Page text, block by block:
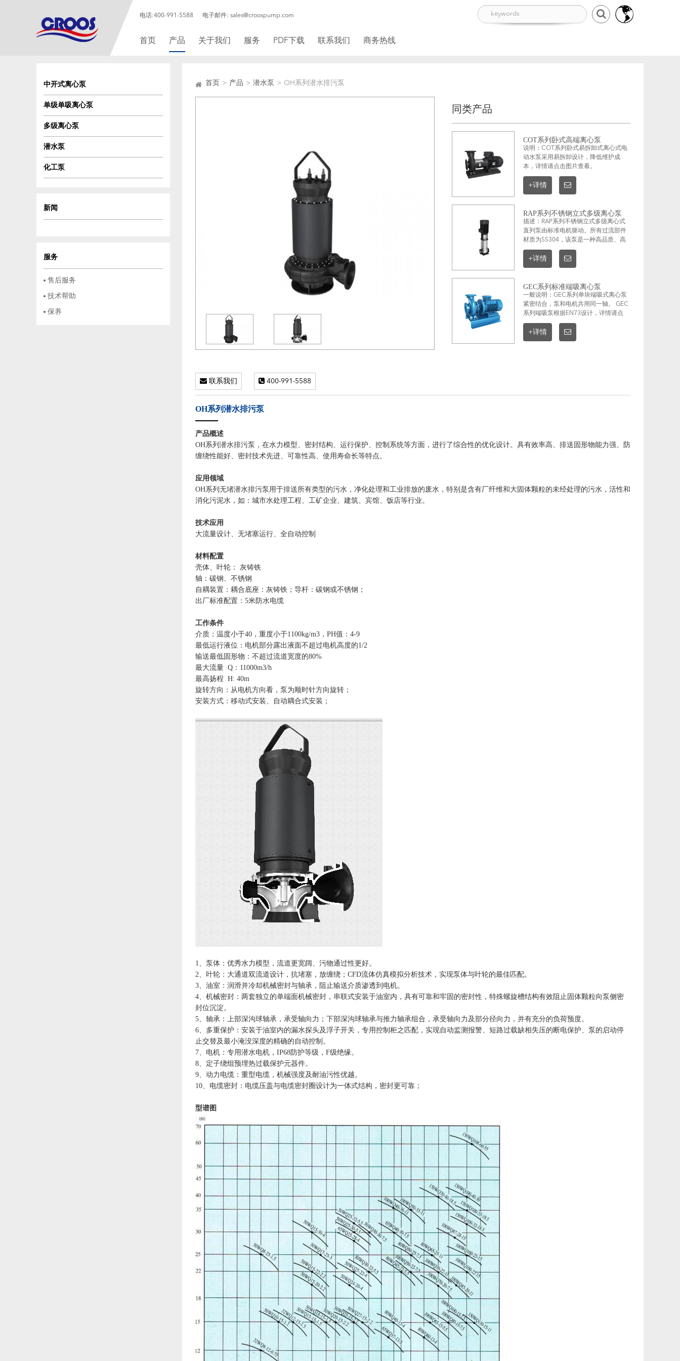
电话:400-991-5588 电子邮件: sales@croospump.com
首页 产品 关于我们 服务 PDF下载 联系我们 商务热线
中开式离心泵
单级单吸离心泵
多级离心泵
潜水泵
化工泵
新闻
服务
售后服务
技术帮助
保养
首页 产品 潜水泵 OH系列潜水排污泵
同类产品
COT系列卧式高端离心泵
说明：COT系列卧式易拆卸式离心式电
动水泵采用易拆卸设计，降低维护成
本，详情请点击图片查看。
+详情
RAP系列不锈钢立式多级离心泵
描述：RAP系列不锈钢立式多级离心式
直列泵由标准电机驱动。所有过流部件
材质为SS304，该泵是一种高品质、高
效率、高科技的泵类产品，详情请点击
图片查看。
+详情
GEC系列标准端吸离心泵
一般说明：GEC系列单块端吸式离心泵
紧密结合，泵和电机共用同一轴。 GEC
系列端吸泵根据EN73设计，详情请点
击图片查看。
+详情
联系我们 400-991-5588
OH系列潜水排污泵
产品概述
OH系列潜水排污泵，在水力模型、密封结构、运行保护、控制系统等方面，进行了综合性的优化设计。具有效率高、排送固形物能力强、防
缠绕性能好、密封技术先进、可靠性高、使用寿命长等特点。
应用领域
OH系列无堵潜水排污泵用于排送所有类型的污水，净化处理和工业排放的废水，特别是含有厂纤维和大固体颗粒的未经处理的污水，活性和
消化污泥水，如：城市水处理工程、工矿企业、建筑、宾馆、饭店等行业。
技术应用
大流量设计、无堵塞运行、全自动控制
材料配置
壳体、叶轮： 灰铸铁
轴：碳钢、不锈钢
自耦装置：耦合底座：灰铸铁；导杆：碳钢或不锈钢；
出厂标准配置：5米防水电缆
工作条件
介质：温度小于40，重度小于1100kg/m3，PH值：4-9
最低运行液位：电机部分露出液面不超过电机高度的1/2
输送最低固形物：不超过流道宽度的80%
最大流量 Q：11000m3/h
最高扬程 H: 40m
旋转方向：从电机方向看，泵为顺时针方向旋转；
安装方式：移动式安装、自动耦合式安装；
1、泵体：优秀水力模型，流道更宽阔、污物通过性更好。
2、叶轮：大通道双流道设计，抗堵塞，放缠绕；CFD流体仿真模拟分析技术，实现泵体与叶轮的最佳匹配。
3、油室：润滑并冷却机械密封与轴承，阻止输送介质渗透到电机。
4、机械密封：两套独立的单端面机械密封，串联式安装于油室内，具有可靠和牢固的密封性，特殊螺旋槽结构有效阻止固体颗粒向泵侧密
封位沉淀。
5、轴承：上部深沟球轴承，承受轴向力；下部深沟球轴承与推力轴承组合，承受轴向力及部分径向力，并有充分的负荷预度。
6、多重保护：安装于油室内的漏水探头及浮子开关，专用控制柜之匹配，实现自动监测报警、短路过载缺相失压的断电保护、泵的启动停
止交替及最小淹没深度的精确的自动控制。
7、电机：专用潜水电机，IP68防护等级，F级绝缘。
8、定子绕组预埋热过载保护元器件。
9、动力电缆：重型电缆，机械强度及耐油污性优越。
10、电缆密封：电缆压盖与电缆密封圈设计为一体式结构，密封更可靠；
型谱图